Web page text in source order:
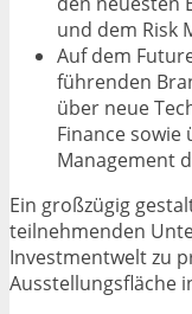
und dem Risk
Auf dem
führenden
über neue
Finance sowie
Management
Ein großzügig
teilnehmenden
Investmentwelt zu
Ausstellungsfläche